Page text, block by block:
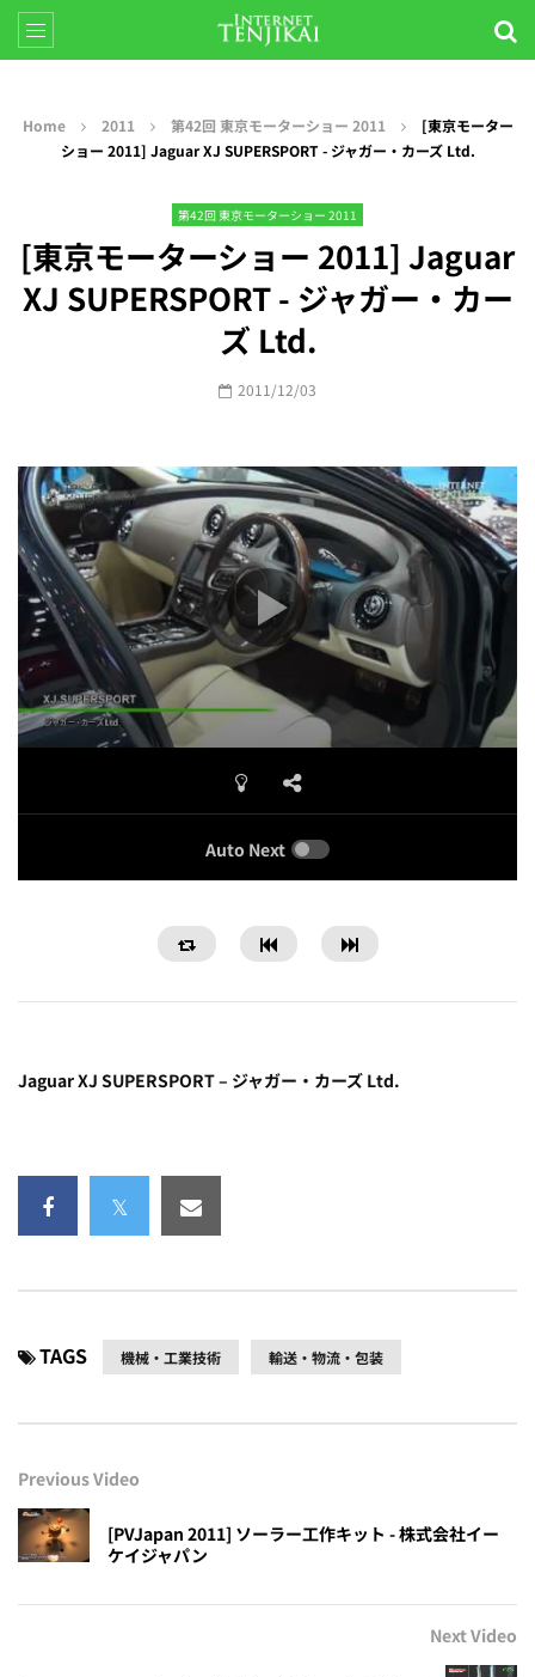
Home 2011 第42回 東京モーターショー 2011
[東京モーター
ショー 2011] Jaguar XJ SUPERSPORT - ジャガー・カーズ Ltd.
第42回 東京モーターショー 2011
[東京モーターショー 2011] Jaguar
XJ SUPERSPORT - ジャガー・カー
ズ Ltd.
2011/12/03
Auto Next
Jaguar XJ SUPERSPORT – ジャガー・カーズ Ltd.
TAGS 機械・工業技術 輸送・物流・包装
Previous Video
[PVJapan 2011] ソーラー工作キット - 株式会社イー
ケイジャパン
Next Video